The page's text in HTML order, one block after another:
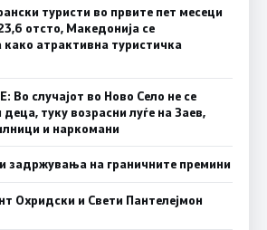
туристи во првите пет месеци
отсто, Македонија се
како атрактивна туристичка
случајот во Ново Село не се
туку возрасни луѓе на Заев,
и наркомани
задржувања на граничните премини
Охридски и Свети Пантелејмон